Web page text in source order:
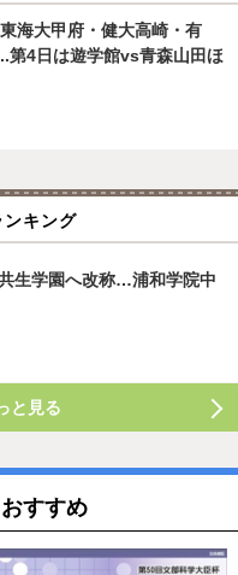
海大甲府・健大高崎・有
第4日は遊学館vs青森山田ほ
ンキング
生学園へ改称…浦和学院中
と見る
すすめ